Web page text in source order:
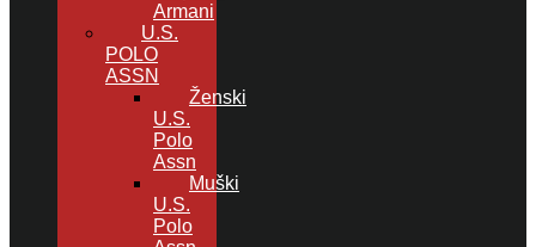
Armani
U.S.
POLO
ASSN
Ženski
U.S.
Polo
Assn
Muški
U.S.
Polo